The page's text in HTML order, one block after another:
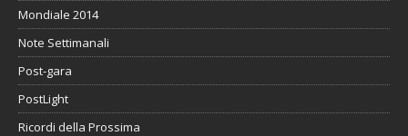
Mondiale 2014
Note Settimanali
Post-gara
PostLight
Ricordi della Prossima